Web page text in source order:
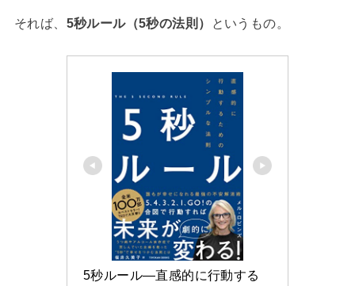
それば、 5秒ルール（5秒の法則） というもの。
5秒ルール―直感的に行動する